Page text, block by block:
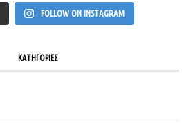
FOLLOW ON INSTAGRAM
ΚΑΤΗΓΟΡΙΕΣ